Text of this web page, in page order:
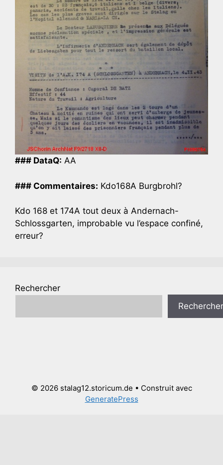
### DataQ: AA
### Commentaires: Kdo168A Burgbrohl?
Kdo 168 et 174A tout deux à Andernach-
Schlossgarten, improbable vu l’espace confiné,
erreur?
Rechercher
Rechercher
© 2026 stalag12.storicum.de • Construit avec
GeneratePress